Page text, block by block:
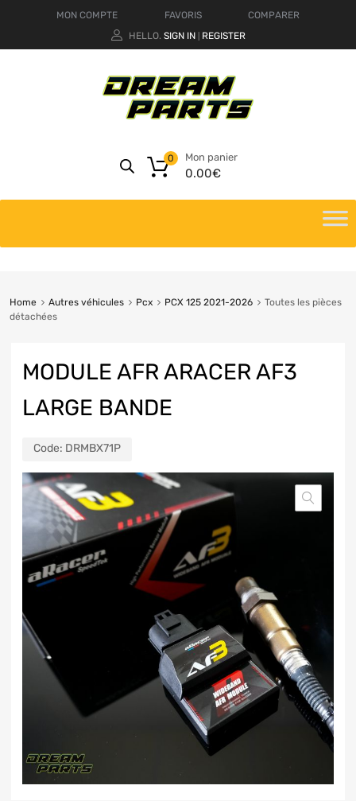
MON COMPTE FAVORIS
COMPARER
HELLO. SIGN IN REGISTER
Mon panier
0.00€
0
Home Autres véhicules Pcx PCX 125 2021-2026
Toutes les pièces
détachées
MODULE AFR ARACER AF3
LARGE BANDE
Code: DRMBX71P